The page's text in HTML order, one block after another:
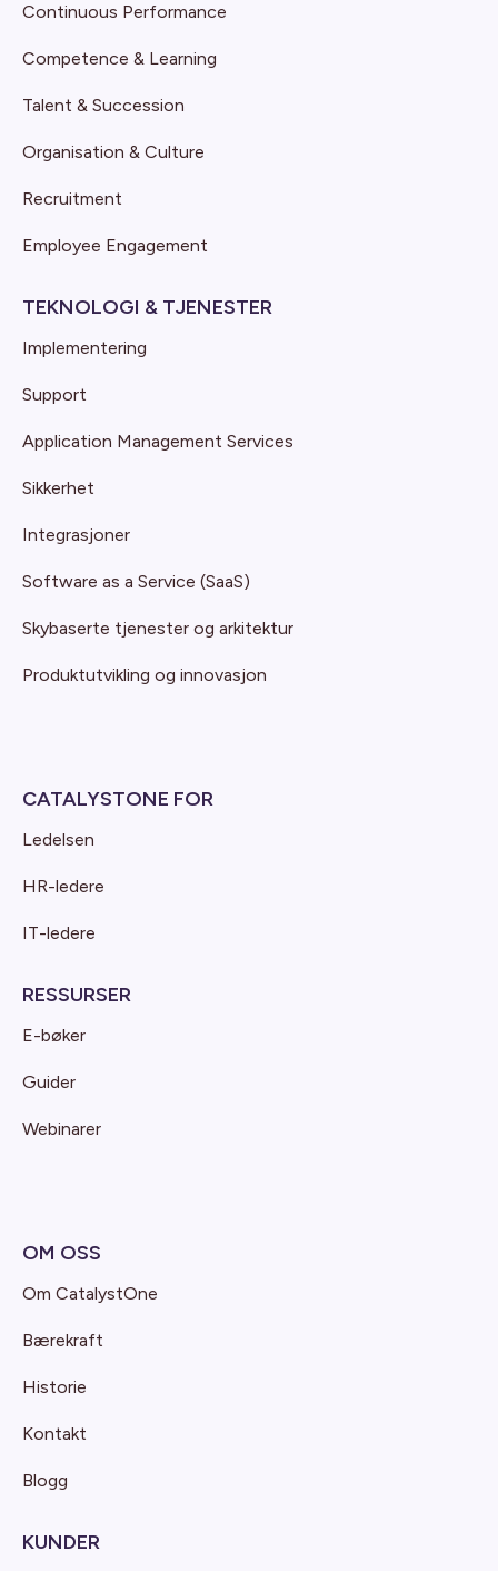
Continuous Performance
Competence & Learning
Talent & Succession
Organisation & Culture
Recruitment
Employee Engagement
TEKNOLOGI & TJENESTER
Implementering
Support
Application Management Services
Sikkerhet
Integrasjoner
Software as a Service (SaaS)
Skybaserte tjenester og arkitektur
Produktutvikling og innovasjon
CATALYSTONE FOR
Ledelsen
HR-ledere
IT-ledere
RESSURSER
E-bøker
Guider
Webinarer
OM OSS
Om CatalystOne
Bærekraft
Historie
Kontakt
Blogg
KUNDER